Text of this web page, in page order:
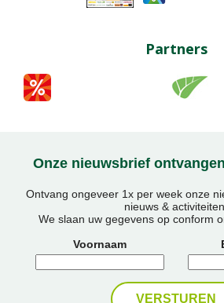
Partners
Onze nieuwsbrief
Ontvang ongeveer 1x per week onze
nieuws &
We slaan uw gegevens op conform
Voornaam